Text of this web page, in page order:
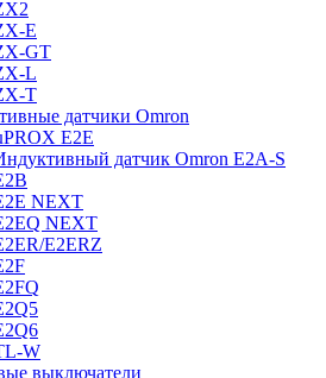
E
GT
L
T
датчики Omron
E2E
датчик Omron E2A-S
NEXT
NEXT
E2ERZ
W
выключатели